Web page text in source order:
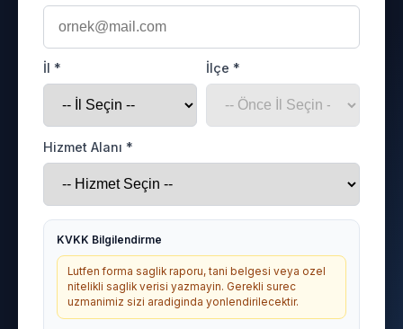
İl * İlçe *
Hizmet Alanı *
KVKK Bilgilendirme
Lutfen forma saglik raporu, tani belgesi veya ozel
nitelikli saglik verisi yazmayin. Gerekli surec
uzmanimiz sizi aradiginda yonlendirilecektir.